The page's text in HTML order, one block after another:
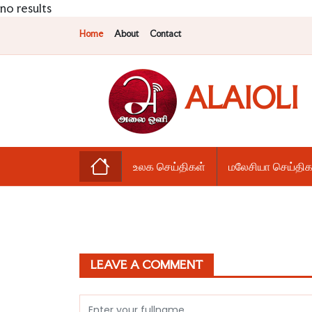
no results
Home About Contact
ALAIOLI
உலக செய்திகள் மலேசியா
LEAVE A COMMENT